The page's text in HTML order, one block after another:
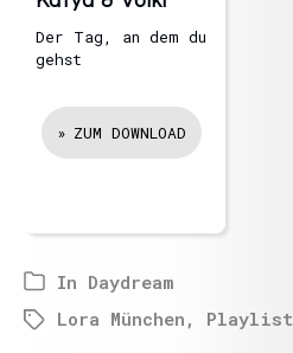
Der Tag, an dem du
gehst
ZUM DOWNLOAD
In Daydream
Lora München , Playlist